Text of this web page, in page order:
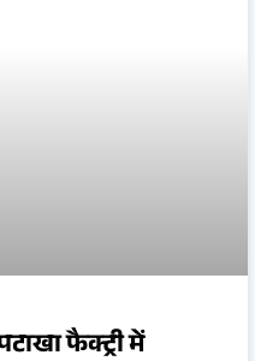
फैक्ट्री में